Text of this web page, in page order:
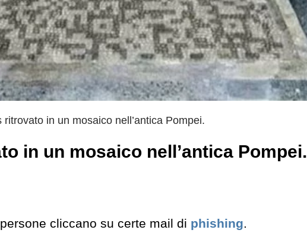
ritrovato in un mosaico nell’antica Pompei.
in un mosaico nell’antica Pompei.
cliccano su certe mail di phishing.